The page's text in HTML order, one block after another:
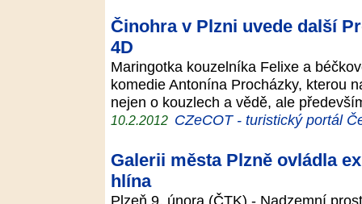
Činohra v Plzni uvede další
4D
Maringotka kouzelníka Felixe a
komedie Antonína Procházky, kterou
nejen o kouzlech a vědě, ale
10.2.2012 CZeCOT - turistický portál
Galerii města Plzně ovládla
hlína
Plzeň 9. února (ČTK) - Nadzemní